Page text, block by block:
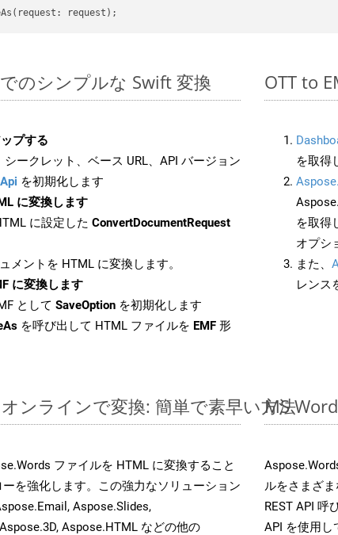
のシンプルな Swift 変換
プする
ークレット、ベース URL、API バージョン
を初期化します
に変換します
に設定した ConvertDocumentRequest
メントを HTML に変換します。
に変換します
として SaveOption を初期化します
を呼び出して HTML ファイルを EMF 形
OTT to
を取得
を取得
オプシ
また、
レンス
ンラインで変換: 簡単で素早い方法
ファイルを HTML に変換すること
を強化します。この強力なソリューション
Aspose.Slides,
Aspose.HTML などの他の
MS
ルをさまざ
REST API 呼
API を使用し